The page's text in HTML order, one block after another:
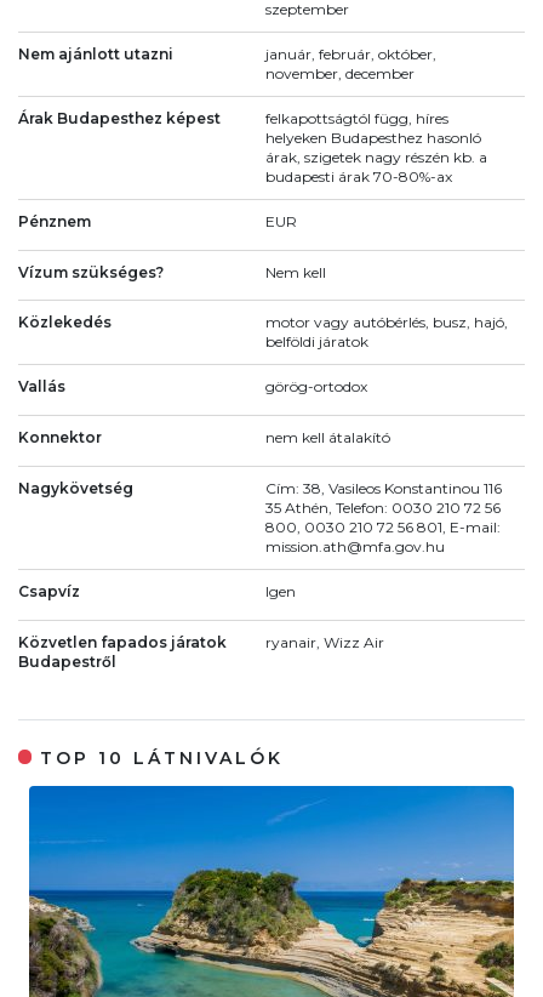
szeptember
Nem ajánlott utazni
január, február, október,
november, december
Árak Budapesthez képest
felkapottságtól függ, híres
helyeken Budapesthez hasonló
árak, szigetek nagy részén kb. a
budapesti árak 70-80%-ax
Pénznem EUR
Vízum szükséges? Nem kell
Közlekedés
motor vagy autóbérlés, busz, hajó,
belföldi járatok
Vallás görög-ortodox
Konnektor nem kell átalakító
Nagykövetség
Cím: 38, Vasileos Konstantinou 116
35 Athén, Telefon: 0030 210 72 56
800, 0030 210 72 56 801, E-mail:
mission.ath@mfa.gov.hu
Csapvíz Igen
Közvetlen fapados járatok
Budapestről
ryanair, Wizz Air
TOP 10 LÁTNIVALÓK